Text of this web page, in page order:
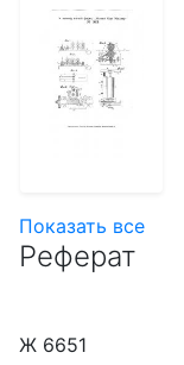
Показать все
Реферат
Ж 6651